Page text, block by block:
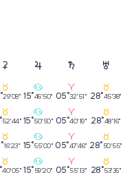
29'08" 15°46'50" 05°32'51" 28°45'38"
52'44" 15°50'50" 05°40'19" 28°48'16"
16'23" 15°55'00" 05°47'46" 28°50'55"
40'05" 15°59'20" 05°55'13" 28°53'36"